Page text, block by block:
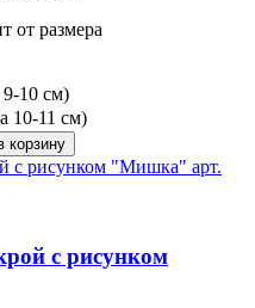
от размера
10 см)
10-11 см)
с рисунком